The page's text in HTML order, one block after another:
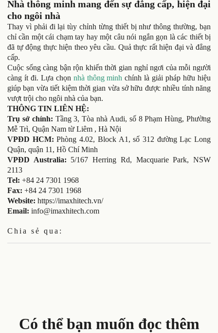
Nhà thông minh mang đến sự đẳng cấp, hiện đại
cho ngôi nhà
Thay vì phải đi lại tùy chỉnh từng thiết bị như thông thường, bạn
chỉ cần một cái chạm tay hay một câu nói ngắn gọn là các thiết bị
đã tự động thực hiện theo yêu cầu. Quả thực rất hiện đại và đẳng
cấp.
Cuộc sống càng bận rộn khiến thời gian nghỉ ngơi của mỗi người
càng ít đi. Lựa chọn nhà thông minh chính là giải pháp hữu hiệu
giúp bạn vừa tiết kiệm thời gian vừa sở hữu được nhiều tính năng
vượt trội cho ngôi nhà của bạn.
THÔNG TIN LIÊN HỆ:
Trụ sở chính: Tầng 3, Tòa nhà Audi, số 8 Phạm Hùng, Phường
Mễ Trì, Quận Nam từ Liêm , Hà Nội
VPĐD HCM:Phòng 4.02, Block A1, số 312 đường Lạc Long
Quận, quận 11, Hồ Chí Minh
VPĐD Australia: 5/167 Herring Rd, Macquarie Park, NSW
2113
Tel: +84 24 7301 1968
Fax: +84 24 7301 1968
Website: https://imaxhitech.vn/
Email: info@imaxhitech.com
Chia sẻ qua:
Có thể bạn muốn đọc thêm